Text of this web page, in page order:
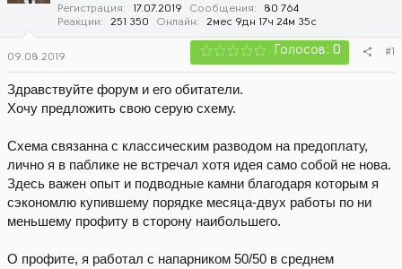
а
л
а
Регистрация 17.07.2019 Сообщения
80 764
Реакции
251 350 Онлайн 2мес 9дн 17ч 24м 35с
09.08.2019 Голосов: 0 #1
Здравствуйте форум и его обитатели.
Хочу предложить свою серую схему.
Схема связанна с классическим разводом на предоплату,
лично я в паблике не встречал хотя идея само собой не нова.
Здесь важен опыт и подводные камни благодаря которым я
сэкономлю купившему порядке месяца-двух работы по ни
меньшему профиту в сторону наибольшего.
О профите, я работал с напарником 50/50 в среднем